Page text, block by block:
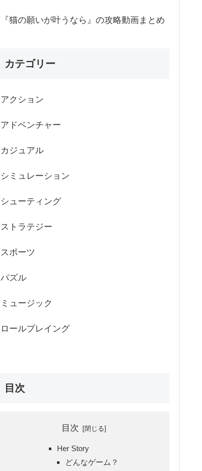
『猫の願いが叶うなら』の攻略動画まとめ
カテゴリー
アクション
アドベンチャー
カジュアル
シミュレーション
シューティング
ストラテジー
スポーツ
パズル
ミュージック
ロールプレイング
目次
目次
Her Story
どんなゲーム？